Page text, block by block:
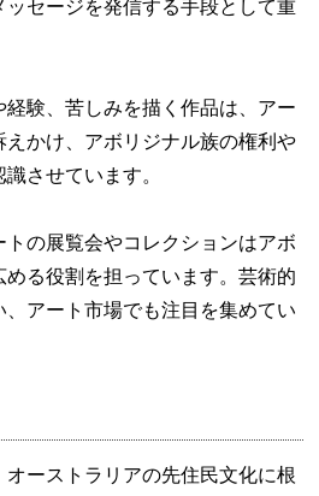
セージを発信する手段として重
験、苦しみを描く作品は、アー
えかけ、アボリジナル族の権利や
させています。
の展覧会やコレクションはアボ
める役割を担っています。芸術的
アート市場でも注目を集めてい
ーストラリアの先住民文化に根